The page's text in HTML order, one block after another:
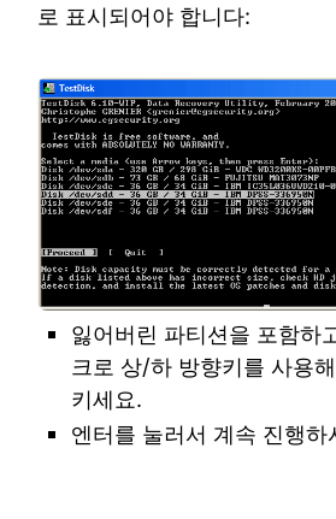
로 표시되어야 합니다:
잃어버린 파티션을 포함하
크로 상/하 방향키를 사용
키세요.
엔터를 눌러서 계속 진행하